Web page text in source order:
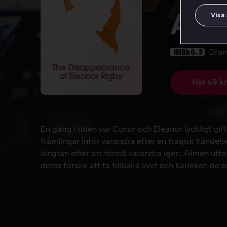
A
6.3
Hyr 49 kr
En gång i tiden var Conor och Eleanor lyckligt
En gång i tiden var Conor och Eleanor lyckligt
främlingar inför varandra efter en tragisk
längtan efter att förstå varandra igen. Filmen
deras försök att ta tillbaka livet och kärleken de
Visa